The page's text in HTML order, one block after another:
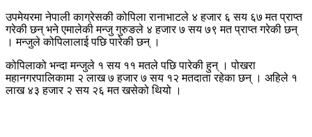
उपमेयरमा नेपाली काग्रेसकी कोपिला रानाभाटले ४ हजार ६ सय ६७ मत प्राप्त
गरेकी छन् भने एमालेकी मन्जु गुरुङले ४ हजार ७ सय ७९ मत प्राप्त गरेकी छन्
। मन्जुले कोपिलालाई पछि पारेकी छन् ।
कोपिलाको भन्दा मन्जुले १ सय ११ मतले पछि पारेकी हुन् । पोखरा
महानगरपालिकामा २ लाख ७ हजार ७ सय १२ मतदाता रहेका छन् । अहिले १
लाख ४३ हजार २ सय २६ मत खसेको थियो ।